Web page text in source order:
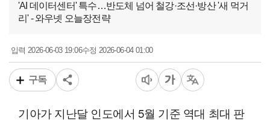
'AI 데이터센터' 특수…반도체 넘어 철강·조선·방산 '새 먹거
리' - 와우넷 오늘장전략
입력2026-06-03 19:06수정 2026-06-04 01:00
구독
기아가 지난달 인도에서 5월 기준 역대 최대 판